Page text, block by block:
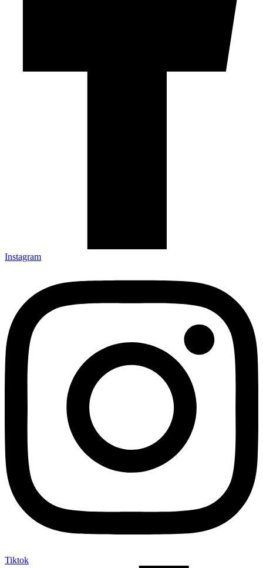
Instagram
Tiktok